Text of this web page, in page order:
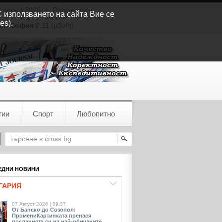
април 2026
Партньори
София 0.11 (µSv/h)
Спорт Любопитно
НОВИНИ
07 Август 2026 | 09:37
От Банско до Созопол:
ПромениКартинката пренася
на сайта Вие се